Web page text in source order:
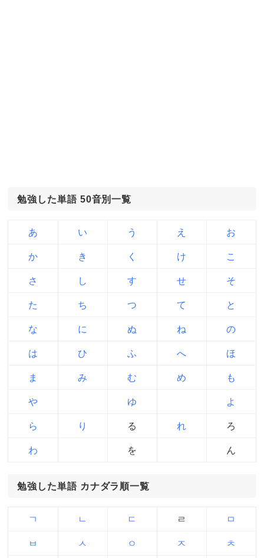
勉強した単語 50音別一覧
あ い う え お
か き く け こ
さ し す せ そ
た ち つ て と
な に ぬ ね の
は ひ ふ へ ほ
ま み む め も
や ゆ よ
ら り る れ ろ
わ を ん
勉強した単語 カナダラ順一覧
ㄱ ㄴ ㄷ ㄹ ㅁ
ㅂ ㅅ ㅇ ㅈ ㅊ